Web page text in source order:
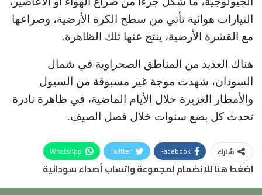
التيارات هوائية تأتي من سطح الكرة الأرضية، وصراعها
مع القشرة الأرضية، ينتج عنها تلك الظاهرة.
هناك العديد من المناطق الصحراوية في شمال
السودان، شهدت موجة غير مسبوقة من السيول
والأمطار الغزيرة خلال الأيام الماضية، في ظاهرة نادرة
تحدث كل بضع سنوات خلال فصل الصيف.
شارك Facebook
Twitter
WhatsApp
اضغط هنا للانضمام لمجموعة واتساب أصداء سودانية